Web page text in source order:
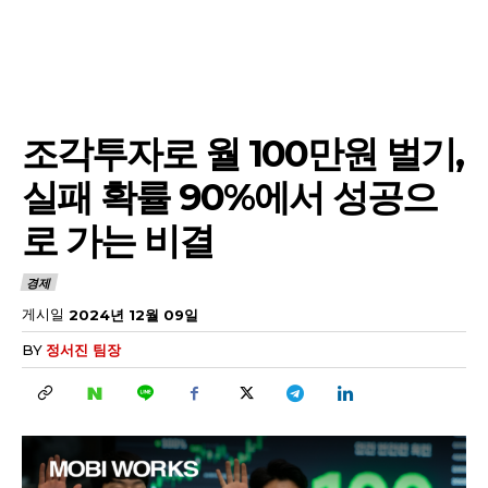
조각투자로 월 100만원 벌기,
실패 확률 90%에서 성공으
로 가는 비결
경제
게시일 2024년 12월 09일
BY 정서진 팀장